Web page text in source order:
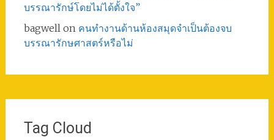
บรรณารักษ์โดยไม่ได้ตั้งใจ”
bagwell on คนทำงานด้านห้องสมุดจำเป็นต้องจบ
บรรณารักษศาสตร์หรือไม่
Tag Cloud